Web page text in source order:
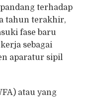
terhadap
tahun terakhir,
fase baru
sebagai
aparatur sipil
atau yang